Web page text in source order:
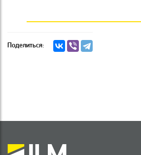
Поделиться: